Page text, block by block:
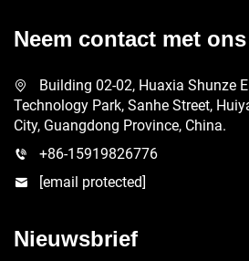
Neem contact met
Building 02-02, Huaxia Shunze
Technology Park, Sanhe Street,
City, Guangdong Province, China.
+86-15919826776
[email protected]
Nieuwsbrief